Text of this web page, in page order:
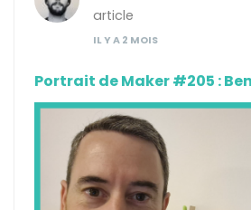
article
IL Y A 2 MOIS
Portrait de Maker #205 :